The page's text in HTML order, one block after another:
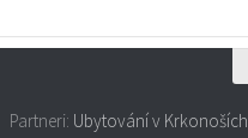
Partneri: Ubytování v Krkonoších